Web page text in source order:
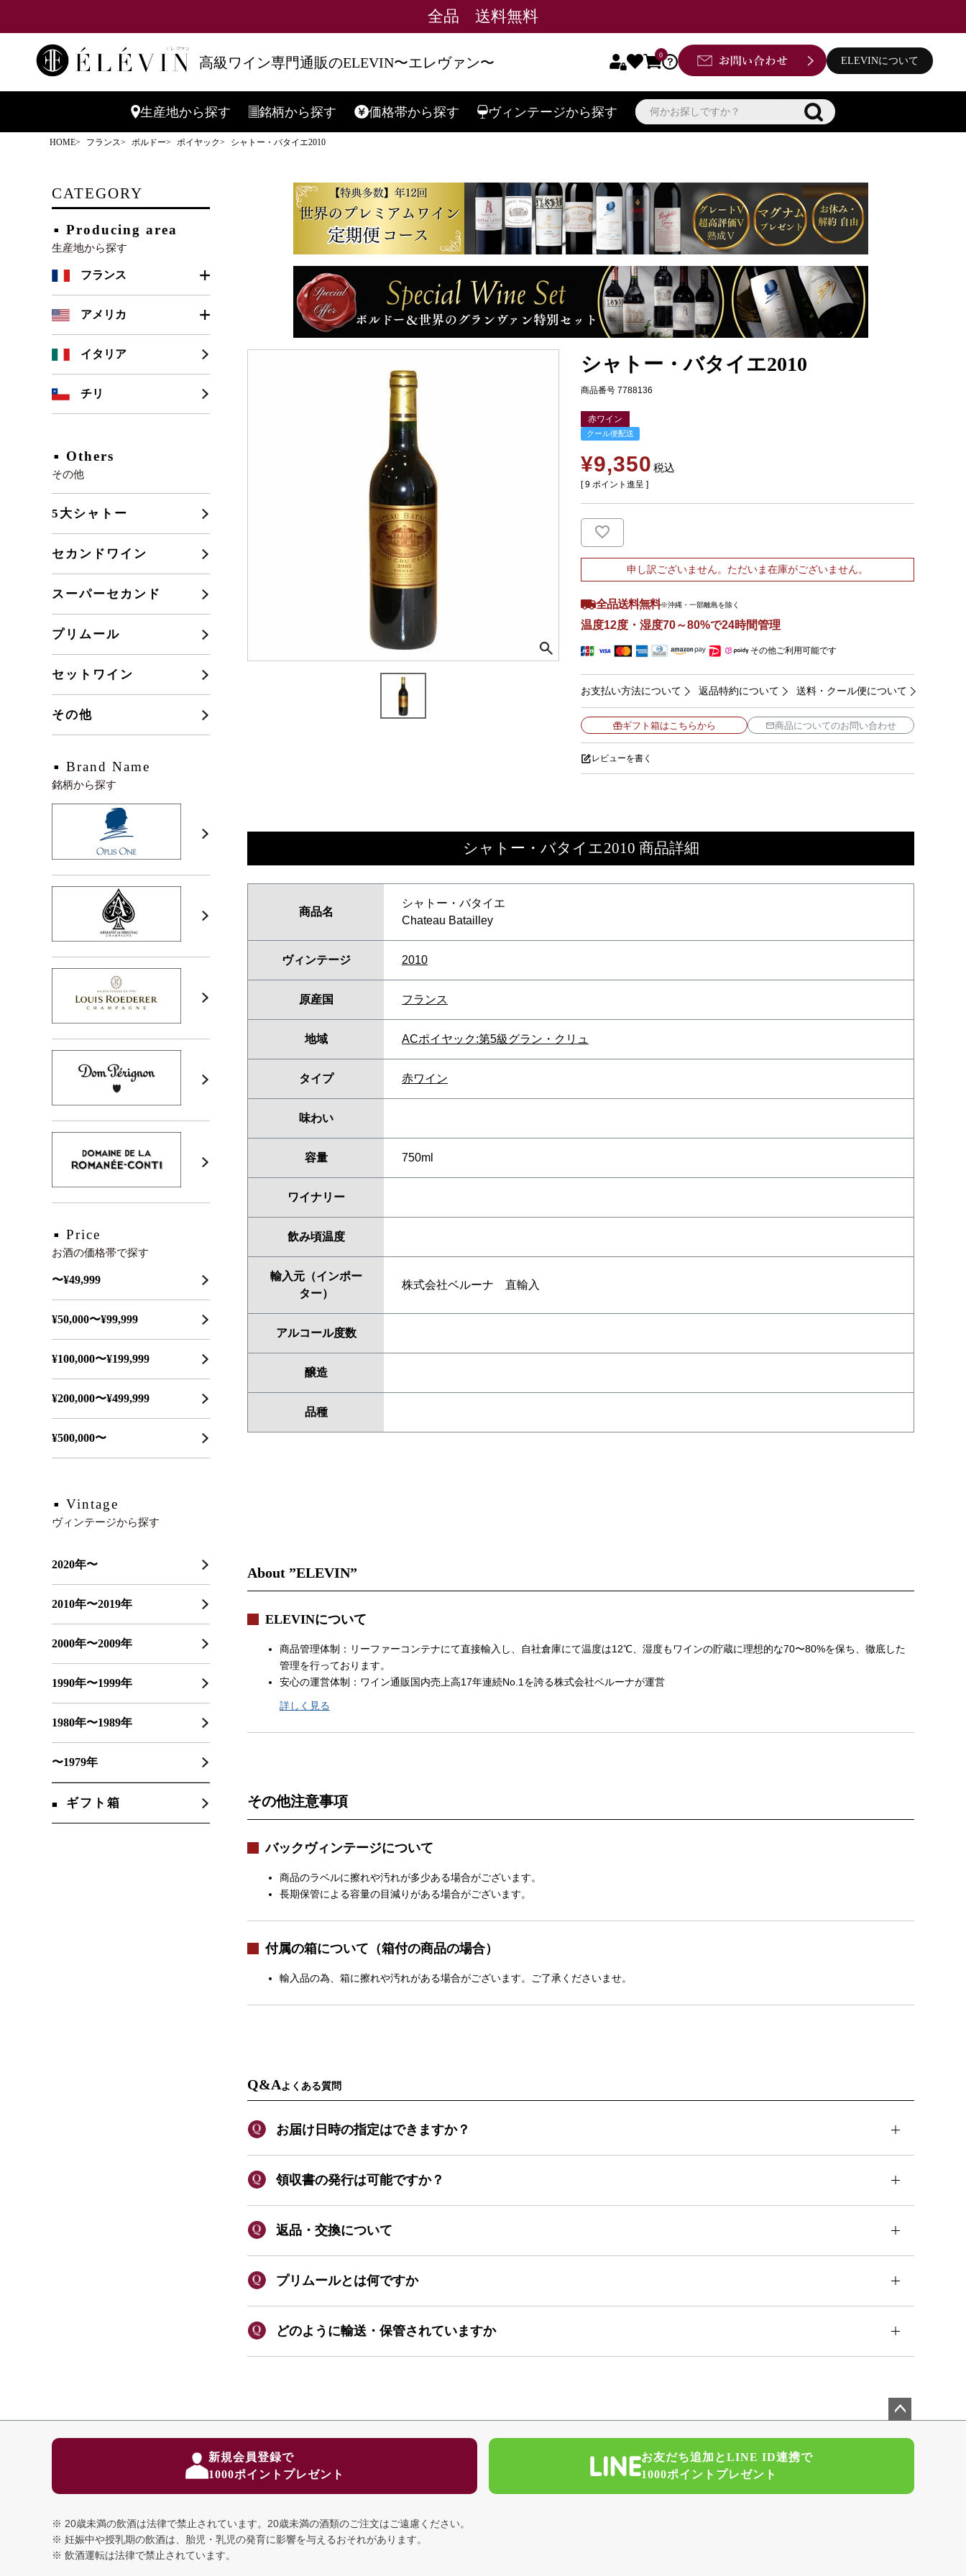
全品 送料無料
高級ワイン専門通販のELEVIN〜エレヴァン〜 0
ELEVINについて
生産地から探す 銘柄から探す 価格帯から探す ヴィンテージから探す
検索
HOME フランス ボルドー ポイヤック シャトー・バタイエ2010
CATEGORY
Producing area
生産地から探す
フランス
ボルドー
シャンパーニュ
ブルゴーニュ
アメリカ
カリフォルニア
イタリア
チリ
Others
その他
5大シャトー
セカンドワイン
スーパーセカンド
プリムール
セットワイン
その他
Brand Name
銘柄から探す
Price
お酒の価格帯で探す
〜¥49,999
¥50,000〜¥99,999
¥100,000〜¥199,999
¥200,000〜¥499,999
¥500,000〜
Vintage
ヴィンテージから探す
2020年〜
2010年〜2019年
2000年〜2009年
1990年〜1999年
1980年〜1989年
〜1979年
ギフト箱
シャトー・バタイエ2010
商品番号 7788136
赤ワイン
クール便配送
¥9,350 税込
[ 9 ポイント進呈 ]
申し訳ございません。ただいま在庫がございません。
全品送料無料※沖縄・一部離島を除く
温度12度・湿度70～80%で24時間管理
その他ご利用可能です
お支払い方法について 返品特約について 送料・クール便について
ギフト箱はこちらから 商品についてのお問い合わせ
レビューを書く
シャトー・バタイエ2010 商品詳細
商品名
シャトー・バタイエ
Chateau Batailley
ヴィンテージ 2010
原産国 フランス
地域 ACポイヤック:第5級グラン・クリュ
タイプ 赤ワイン
味わい
容量 750ml
ワイナリー
飲み頃温度
輸入元（インポー
ター）
株式会社ベルーナ 直輸入
アルコール度数
醸造
品種
About ”ELEVIN”
ELEVINについて
商品管理体制：リーファーコンテナにて直接輸入し、自社倉庫にて温度は12℃、湿度もワインの貯蔵に理想的な70〜80%を保ち、徹底した
管理を行っております。
安心の運営体制：ワイン通販国内売上高17年連続No.1を誇る株式会社ベルーナが運営
詳しく見る
その他注意事項
バックヴィンテージについて
商品のラベルに擦れや汚れが多少ある場合がございます。
長期保管による容量の目減りがある場合がございます。
付属の箱について（箱付の商品の場合）
輸入品の為、箱に擦れや汚れがある場合がございます。ご了承くださいませ。
Q&Aよくある質問
お届け日時の指定はできますか？
領収書の発行は可能ですか？
返品・交換について
プリムールとは何ですか
どのように輸送・保管されていますか
新規会員登録で
1000ポイントプレゼント
お友だち追加とLINE ID連携で
1000ポイントプレゼント
20歳未満の飲酒は法律で禁止されています。 20歳未満の酒類のご注文はご遠慮ください。
妊娠中や授乳期の飲酒は、胎児・乳児の発育に影響を与えるおそれがあります。
飲酒運転は法律で禁止されています。